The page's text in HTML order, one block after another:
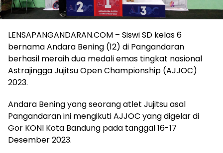
LENSAPANGANDARAN.COM – Siswi SD kelas 6
bernama Andara Bening (12) di Pangandaran
berhasil meraih dua medali emas tingkat nasional
Astrajingga Jujitsu Open Championship (AJJOC)
2023.
Andara Bening yang seorang atlet Jujitsu asal
Pangandaran ini mengikuti AJJOC yang digelar di
Gor KONI Kota Bandung pada tanggal 16-17
Desember 2023.